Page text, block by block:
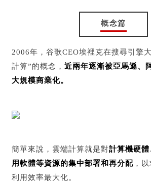
概念篇
2006年，谷歌CEO埃裡克在搜尋引擎
計算”的概念， 近兩年逐漸被亞馬遜、
大規模商業化。
簡單來說，雲端計算就是對計算機硬
用軟體等資源的集中部署和再分配 ，
利用效率最大化。